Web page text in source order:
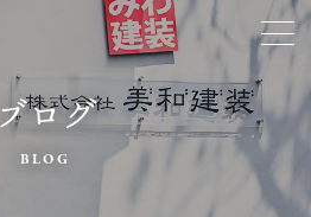
ブログ
BLOG